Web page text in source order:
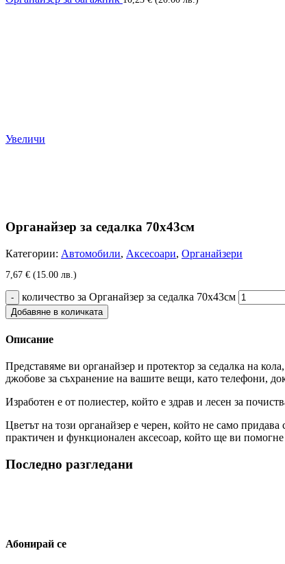
Увеличи
Органайзер за седалка 70х43см
Категории: Автомобили, Аксесоари, Органайзери
7,67 € (15.00 лв.)
количество за Органайзер за седалка 70х43см
Добавяне в количката
Описание
Представяме ви органайзер и протектор за седалка на
джобове за съхранение на вашите вещи, като телефони,
Изработен е от полиестер, който е здрав и лесен за
Цветът на този органайзер е черен, който не само
практичен и функционален аксесоар, който ще ви
Последно разгледани
Абонирай се